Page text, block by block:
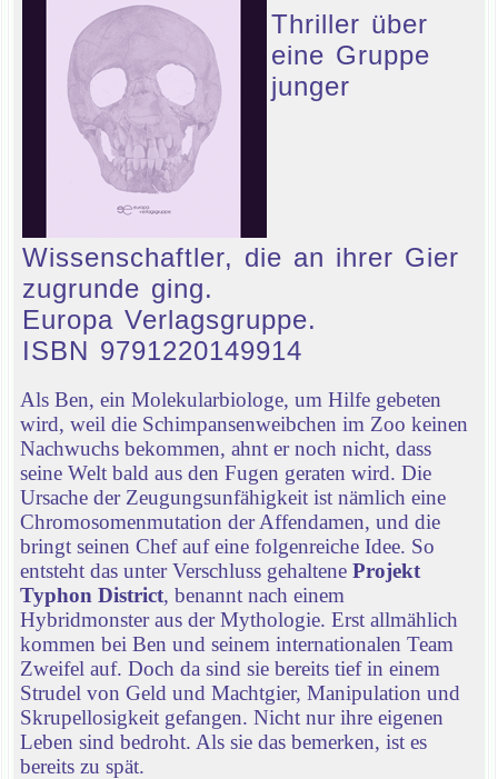
Thriller über
eine Gruppe
junger
Wissenschaftler, die an ihrer Gier
zugrunde ging.
Europa Verlagsgruppe.
ISBN 9791220149914
Als Ben, ein Molekularbiologe, um Hilfe gebeten
wird, weil die Schimpansenweibchen im Zoo keinen
Nachwuchs bekommen, ahnt er noch nicht, dass
seine Welt bald aus den Fugen geraten wird. Die
Ursache der Zeugungsunfähigkeit ist nämlich eine
Chromosomenmutation der Affendamen, und die
bringt seinen Chef auf eine folgenreiche Idee. So
entsteht das unter Verschluss gehaltene Projekt
Typhon District, benannt nach einem
Hybridmonster aus der Mythologie. Erst allmählich
kommen bei Ben und seinem internationalen Team
Zweifel auf. Doch da sind sie bereits tief in einem
Strudel von Geld und Machtgier, Manipulation und
Skrupellosigkeit gefangen. Nicht nur ihre eigenen
Leben sind bedroht. Als sie das bemerken, ist es
bereits zu spät.